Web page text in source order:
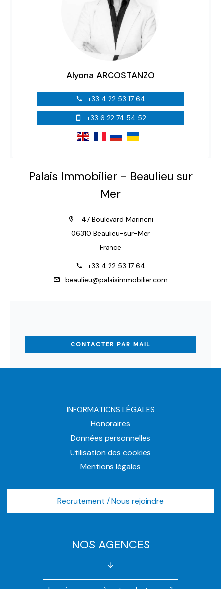
Alyona ARCOSTANZO
+33 4 22 53 17 64
+33 6 22 74 54 52
Palais Immobilier - Beaulieu sur
Mer
47 Boulevard Marinoni
06310 Beaulieu-sur-Mer
France
+33 4 22 53 17 64
beaulieu@palaisimmobilier.com
CONTACTER PAR MAIL
INFORMATIONS LÉGALES
Honoraires
Données personnelles
Utilisation des cookies
Mentions légales
Recrutement / Nous rejoindre
NOS AGENCES